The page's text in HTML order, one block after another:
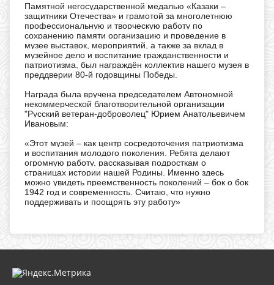
Памятной негосударственной медалью «Казаки –
защитники Отечества» и грамотой за многолетнюю
профессиональную и творческую работу по
сохранению памяти организацию и проведение в
музее выставок, мероприятий, а также за вклад в
музейное дело и воспитание гражданственности и
патриотизма, был награждён коллектив нашего музея в
преддверии 80-й годовщины Победы.
Награда была вручена председателем Автономной
некоммерческой благотворительной организации
"Русский ветеран-доброволец" Юрием Анатольевичем
Ивановым:
«Этот музей – как центр сосредоточения патриотизма
и воспитания молодого поколения. Ребята делают
огромную работу, рассказывая подросткам о
страницах истории нашей Родины. Именно здесь
можно увидеть преемственность поколений – бок о бок
1942 год и современность. Считаю, что нужно
поддерживать и поощрять эту работу»